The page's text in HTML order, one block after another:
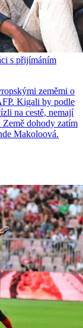
s přijímáním
zeměmi o
Kigali by podle
na cestě, nemají
dohody zatím
Makoloová.